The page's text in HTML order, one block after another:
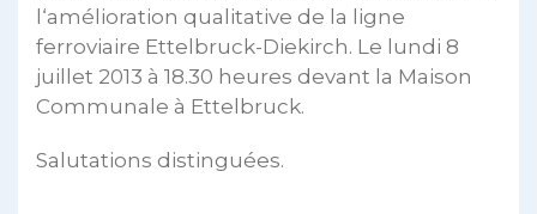
l‘amélioration qualitative de la ligne
ferroviaire Ettelbruck-Diekirch. Le lundi 8
juillet 2013 à 18.30 heures devant la Maison
Communale à Ettelbruck.
Salutations distinguées.